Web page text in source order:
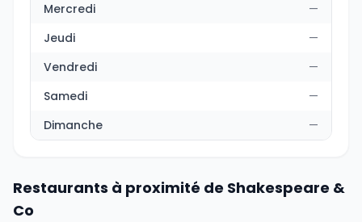
Mercredi
—
Jeudi
—
Vendredi
—
Samedi
—
Dimanche
—
Restaurants à proximité de Shakespeare &
Co